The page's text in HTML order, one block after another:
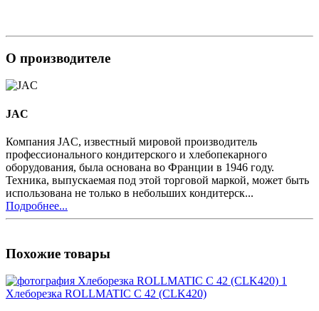
О производителе
JAC
Компания JAC, известный мировой производитель
профессионального кондитерского и хлебопекарного
оборудования, была основана во Франции в 1946 году.
Техника, выпускаемая под этой торговой маркой, может быть
использована не только в небольших кондитерск...
Подробнее...
Похожие товары
Хлеборезка ROLLMATIC C 42 (CLK420)